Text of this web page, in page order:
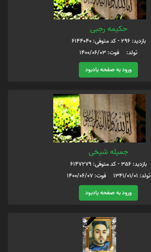
حکیمه رجبی
بازدید: 296 - کد متوفی: 6144040
تولد: فوت: 1400/06/03
ورود به صفحه یادبود
جمیله شیخی
بازدید: 356 - کد متوفی: 6147279
تولد: 1341/01/01 فوت: 1400/06/07
ورود به صفحه یادبود